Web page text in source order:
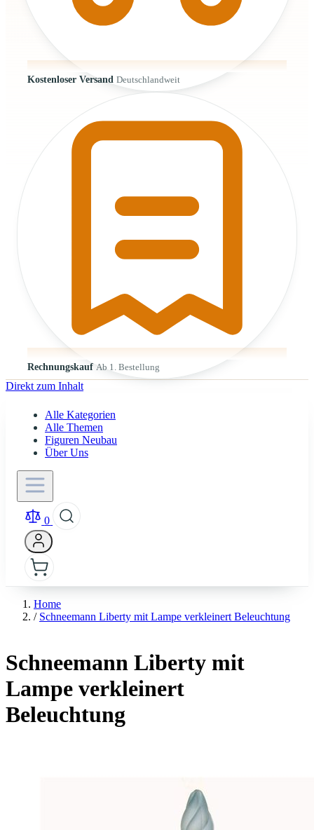
Kostenloser Versand Deutschlandweit
Rechnungskauf Ab 1. Bestellung
Direkt zum Inhalt
Alle Kategorien
Alle Themen
Figuren Neubau
Über Uns
0
Home
/ Schneemann Liberty mit Lampe verkleinert Beleuchtung
Schneemann Liberty mit
Lampe verkleinert
Beleuchtung